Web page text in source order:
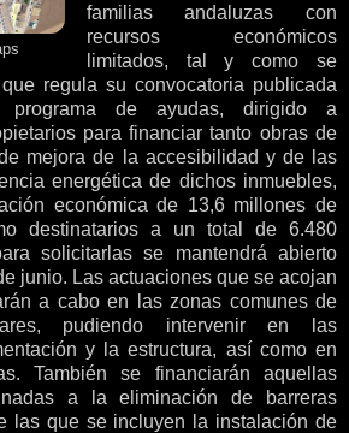
familias andaluzas con
recursos económicos
limitados, tal y como se
regula su convocatoria publicada
de ayudas, dirigido a
para financiar tanto obras de
mejora de la accesibilidad y de las
energética de dichos inmuebles,
económica de 13,6 millones de
destinatarios a un total de 6.480
solicitarlas se mantendrá abierto
junio. Las actuaciones que se acojan
a cabo en las zonas comunes de
pudiendo intervenir en las
y la estructura, así como en
También se financiarán aquellas
a la eliminación de barreras
las que se incluyen la instalación de